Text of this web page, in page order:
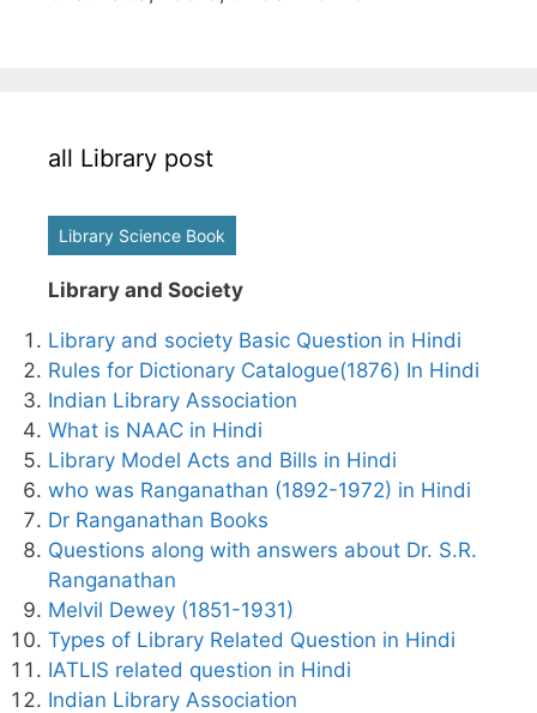
all Library post
Library Science Book
Library and Society
Library and society Basic Question in Hindi
Rules for Dictionary Catalogue(1876) In Hindi
Indian Library Association
What is NAAC in Hindi
Library Model Acts and Bills in Hindi
who was Ranganathan (1892-1972) in Hindi
Dr Ranganathan Books
Questions along with answers about Dr. S.R.
Ranganathan
Melvil Dewey (1851-1931)
Types of Library Related Question in Hindi
IATLIS related question in Hindi
Indian Library Association